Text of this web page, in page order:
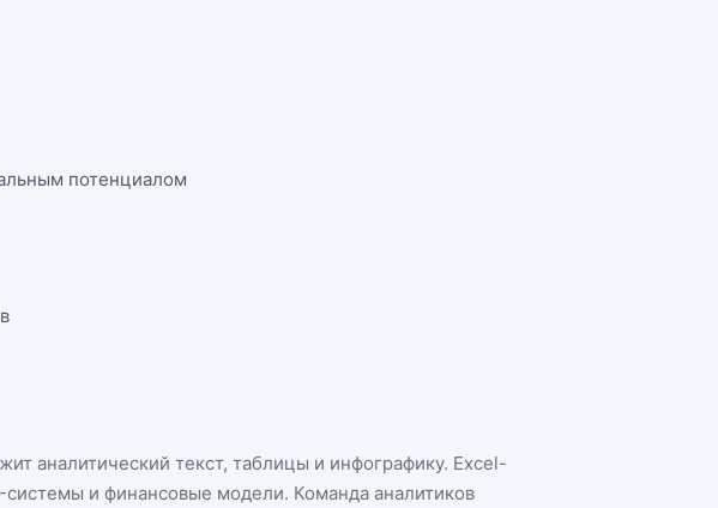
потенциалом
аналитический текст, таблицы и инфографику. Excel-
системы и финансовые модели. Команда аналитиков